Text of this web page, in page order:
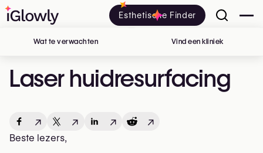
Esthetische Finder
Laser huidresurfacing
Wat te verwachten Vind een kliniek
↗ ↗ ↗ ↗
Beste lezers,